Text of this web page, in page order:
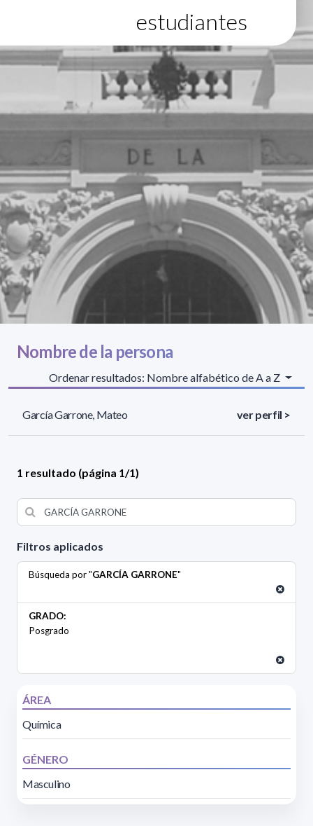
estudiantes
Filtros aplicados
Búsqueda por "GARCÍA GARRONE"
GRADO:
Posgrado
ÁREA
Química
GÉNERO
Masculino
Nombre de la persona
Ordenar resultados: Nombre alfabético de A a Z
García Garrone, Mateo ver perfil >
1 resultado (página 1/1)